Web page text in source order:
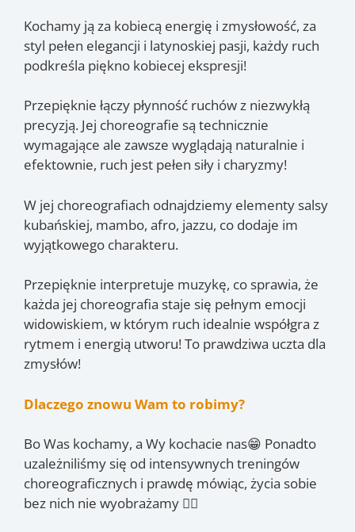
Kochamy ją za kobiecą energię i zmysłowość, za
styl pełen elegancji i latynoskiej pasji, każdy ruch
podkreśla piękno kobiecej ekspresji!
Przepięknie łączy płynność ruchów z niezwykłą
precyzją. Jej choreografie są technicznie
wymagające ale zawsze wyglądają naturalnie i
efektownie, ruch jest pełen siły i charyzmy!
W jej choreografiach odnajdziemy elementy salsy
kubańskiej, mambo, afro, jazzu, co dodaje im
wyjątkowego charakteru.
Przepięknie interpretuje muzykę, co sprawia, że
każda jej choreografia staje się pełnym emocji
widowiskiem, w którym ruch idealnie współgra z
rytmem i energią utworu! To prawdziwa uczta dla
zmysłów!
Dlaczego znowu Wam to robimy?
Bo Was kochamy, a Wy kochacie nas😁 Ponadto
uzależniliśmy się od intensywnych treningów
choreograficznych i prawdę mówiąc, życia sobie
bez nich nie wyobrażamy ❤️‍🔥